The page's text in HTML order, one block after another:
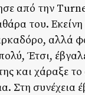
από την
του.
αλλά
Έτσι,
και χάραξε
Στη συνέχεια